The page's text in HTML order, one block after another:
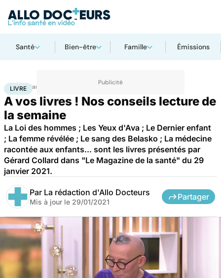
Santé Bien-être Famille Émissions
Accueil Santé
LIVRE
A vos livres ! Nos conseils lecture de
la semaine
La Loi des hommes ; Les Yeux d'Ava ; Le Dernier enfant
; La femme révélée ; Le sang des Belasko ; La médecine
racontée aux enfants... sont les livres présentés par
Gérard Collard dans "Le Magazine de la santé" du 29
janvier 2021.
Par La rédaction d'Allo Docteurs
Mis à jour le 29/01/2021
Partager